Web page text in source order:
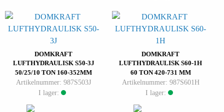
DOMKRAFT
LUFTHYDRAULISK S50-3J
50/25/10 TON 160-352MM
Artikelnummer: 987S503J
I lager:
DOMKRAFT
LUFTHYDRAULISK S60-1H
60 TON 420-731 MM
Artikelnummer: 987S601H
I lager: